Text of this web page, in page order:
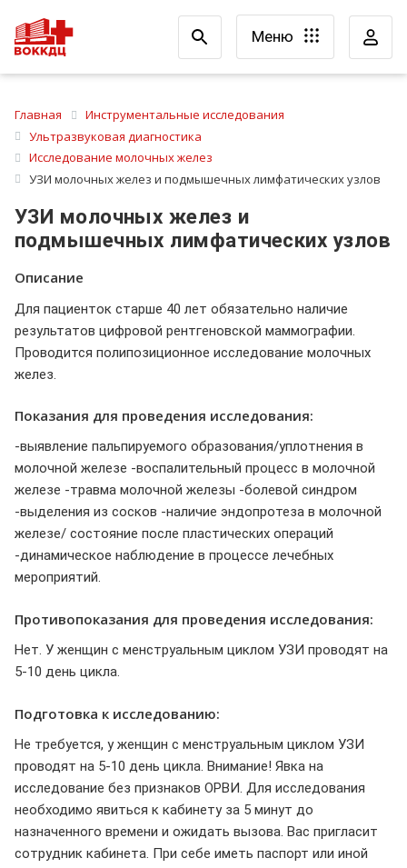
Меню
Главная
Инструментальные исследования
Ультразвуковая диагностика
Исследование молочных желез
УЗИ молочных желез и подмышечных лимфатических узлов
УЗИ молочных желез и
подмышечных лимфатических узлов
Описание
Для пациенток старше 40 лет обязательно наличие
результатов цифровой рентгеновской маммографии.
Проводится полипозиционное исследование молочных
желез.
Показания для проведения исследования:
-выявление пальпируемого образования/уплотнения в
молочной железе -воспалительный процесс в молочной
железе -травма молочной железы -болевой синдром
-выделения из сосков -наличие эндопротеза в молочной
железе/ состояние после пластических операций
-динамическое наблюдение в процессе лечебных
мероприятий.
Противопоказания для проведения исследования:
Нет. У женщин с менструальным циклом УЗИ проводят на
5-10 день цикла.
Подготовка к исследованию:
Не требуется, у женщин с менструальным циклом УЗИ
проводят на 5-10 день цикла. Внимание! Явка на
исследование без признаков ОРВИ. Для исследования
необходимо явиться к кабинету за 5 минут до
назначенного времени и ожидать вызова. Вас пригласит
сотрудник кабинета. При себе иметь паспорт или иной